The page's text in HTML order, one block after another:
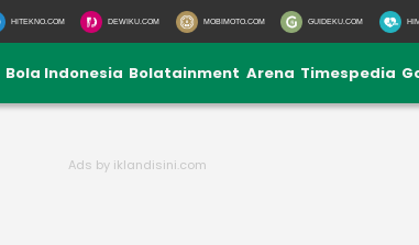
HITEKNO.COM DEWIKU.COM MOBIMOTO.COM GUIDEKU.COM
Bola Indonesia Bolatainment Arena Timespedia